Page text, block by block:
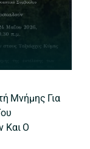
Μνήμης Για
Και Ο